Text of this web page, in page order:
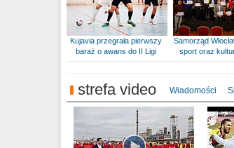
Kujavia przegrała pierwszy
baraż o awans do II Ligi
Samorząd
sport oraz
strefa video Wiadomości